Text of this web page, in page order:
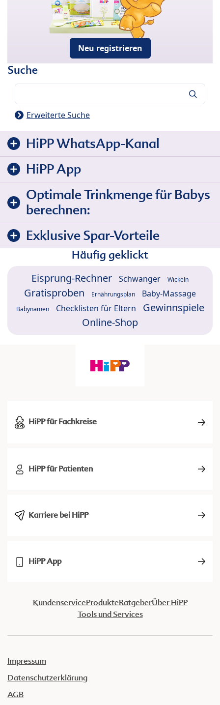
Neu registrieren
Suche
Erweiterte Suche
HiPP WhatsApp-Kanal
HiPP App
Optimale Trinkmenge für Babys
berechnen:
Exklusive Spar-Vorteile
Häufig geklickt
Eisprung-Rechner Schwanger Wickeln
Gratisproben Ernährungsplan Baby-Massage
Babynamen Checklisten für Eltern
Gewinnspiele
Online-Shop
HiPP für Fachkreise
HiPP für Patienten
Karriere bei HiPP
HiPP App
KundenserviceProdukteRatgeberÜber HiPP
Tools und Services
Impressum
Datenschutzerklärung
AGB